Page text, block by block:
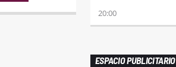
20:00
ESPACIO PUBLICITARIO